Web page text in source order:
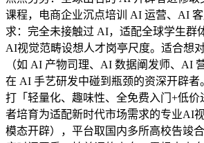
课程，电商企业沉点培训 AI 运营、AI
求：完全未接触过 AI，适配全球学生群
AI视觉范畴设想人才岗亭尺度。适合想
（如 AI 产物司理、AI 数据阐发师、AI
在 AI 手艺研发中碰到瓶颈的资深开辟
打「轻量化、趣味性、全免费入门+低
者培育为适配新时代市场需求的专业AI
模态开辟），平台取国内多所高校告竣